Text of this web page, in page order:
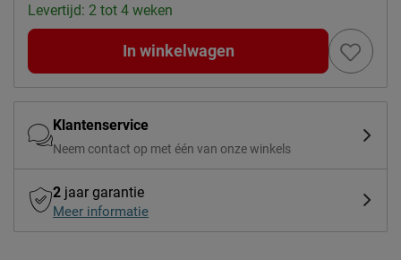
Levertijd: 2 tot 4 weken
In winkelwagen
Klantenservice
Neem contact op met één van onze winkels
2 jaar garantie
Meer informatie